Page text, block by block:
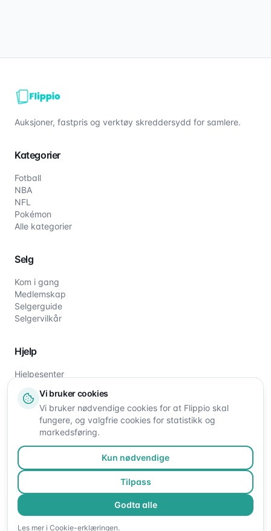
Auksjoner, fastpris og verktøy skreddersydd for samlere.
Kategorier
Fotball
NBA
NFL
Pokémon
Alle kategorier
Selg
Kom i gang
Medlemskap
Selgerguide
Selgervilkår
Hjelp
Hjelpesenter
Om oss
Kontakt oss
©2026Flippio. Alle rettigheter reservert.
Vi bruker cookies
Vi bruker nødvendige cookies for at Flippio skal
fungere, og valgfrie cookies for statistikk og
markedsføring.
Kun nødvendige
Tilpass
Godta alle
Les mer i Cookie-erklæringen.